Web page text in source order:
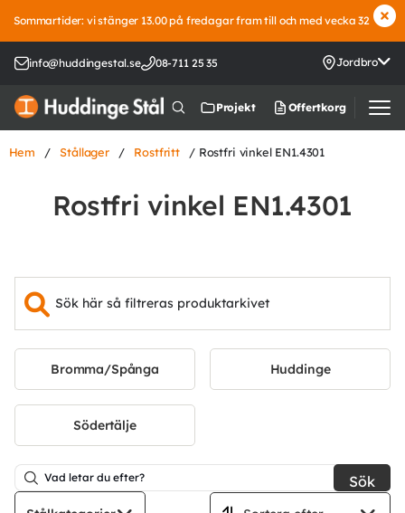
Sommartider: vi stänger 13.00 på fredagar fram till och med vecka 32
info@huddingestal.se 08-711 25 35 Jordbro
Projekt Offertkorg
Hem / Stållager / Rostfritt / Rostfri vinkel EN1.4301
Rostfri vinkel EN1.4301
Bromma/Spånga Huddinge
Södertälje
Sök